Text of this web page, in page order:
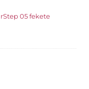
05 fekete